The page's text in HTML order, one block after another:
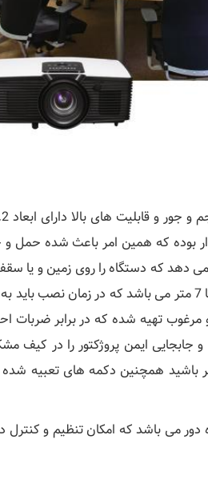
بوده که همین امر باعث شده حمل و
می دهد که دستگاه را روی زمین و یا
فاصله تعیین شده پروژکتور تا پرده نمایش 1 تا 7 متر می
تهیه شده که در برابر ضربات
و جابجایی ایمن پروژکتور را در
باشید همچنین دکمه های تعبیه شده
دور می باشد که امکان تنظیم و کنترل